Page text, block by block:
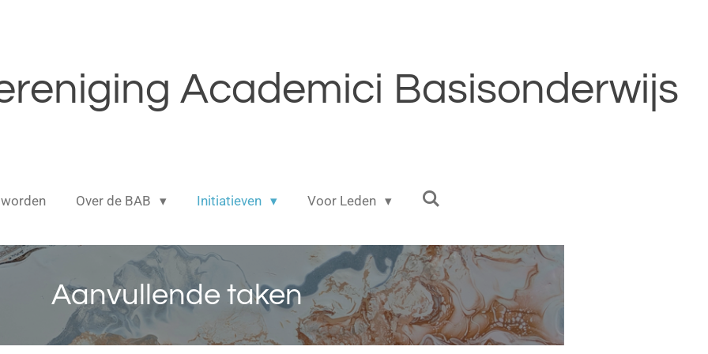
Academici Basisonderwijs
Over de BAB Initiatieven Voor Leden
Aanvullende taken